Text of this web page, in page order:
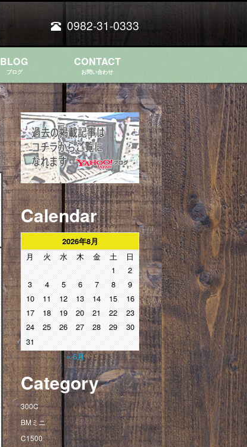
0982-31-0333
BLOG
ブログ
CONTACT
お問い合わせ
Calendar
2026年8月
月 火 水 木 金 土
日
1
2
3
4 5 6 7 8
9
10
11 12 13 14 15
16
17
18 19 20 21 22
23
24
25 26 27 28 29
30
31
« 6月
Category
300C
BMミニ
C1500